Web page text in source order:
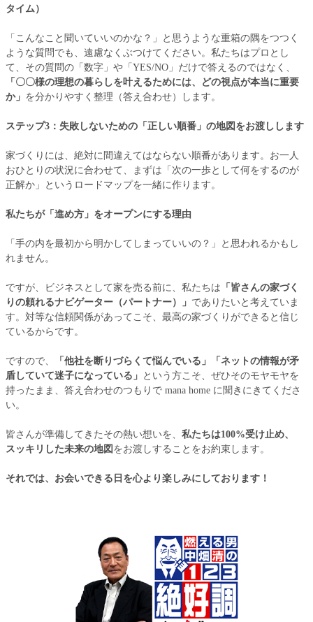
タイム）
「こんなこと聞いていいのかな？」と思うような重箱の隅をつつく
ような質問でも、遠慮なくぶつけてください。私たちはプロとし
て、その質問の「数字」や「YES/NO」だけで答えるのではなく、
「〇〇様の理想の暮らしを叶えるためには、どの視点が本当に重要
か」 を分かりやすく整理（答え合わせ）します。
ステップ3：失敗しないための「正しい順番」の地図をお渡しします
家づくりには、絶対に間違えてはならない順番があります。お一人
おひとりの状況に合わせて、まずは「次の一歩として何をするのが
正解か」というロードマップを一緒に作ります。
私たちが「進め方」をオープンにする理由
「手の内を最初から明かしてしまっていいの？」と思われるかもし
れません。
ですが、ビジネスとして家を売る前に、私たちは 「皆さんの家づく
りの頼れるナビゲーター（パートナー）」 でありたいと考えていま
す。対等な信頼関係があってこそ、最高の家づくりができると信じ
ているからです。
ですので、
「他社を断りづらくて悩んでいる」「ネットの情報が矛
盾していて迷子になっている」 という方こそ、ぜひそのモヤモヤを
持ったまま、答え合わせのつもりで mana home に聞きにきてくださ
い。
皆さんが準備してきたその熱い想いを、 私たちは100%受け止め、
スッキリした未来の地図 をお渡しすることをお約束します。
それでは、お会いできる日を心より楽しみにしております！